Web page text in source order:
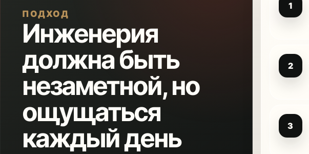
ПОДХОД
Инженерия
должна быть
незаметной, но
ощущаться
каждый день
1
2
3